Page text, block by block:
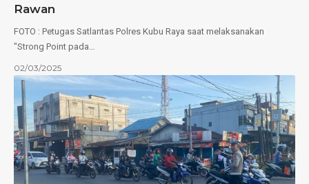
Rawan
FOTO : Petugas Satlantas Polres Kubu Raya saat melaksanakan
"Strong Point pada…
02/03/2025